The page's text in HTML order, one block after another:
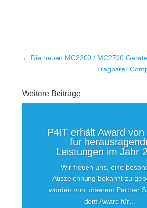
← Die neuen MC2200 / MC2700
Tragbarer
Weitere Beiträge
P4IT erhält Award von
für
Leistungen im Jahr
Wir freuen uns, eine
Auszeichnung bekannt zu
wurden von unserem Partner
dem Award für…